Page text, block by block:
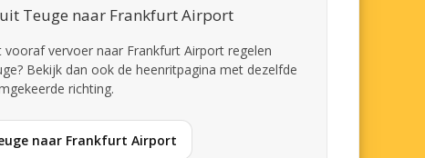
Teuge naar Frankfurt Airport
vooraf vervoer naar Frankfurt Airport regelen
Bekijk dan ook de heenritpagina met dezelfde
richting.
naar Frankfurt Airport